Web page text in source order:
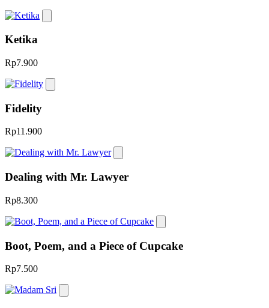
Ketika
Rp7.900
Fidelity
Rp11.900
Dealing with Mr. Lawyer
Rp8.300
Boot, Poem, and a Piece of Cupcake
Rp7.500